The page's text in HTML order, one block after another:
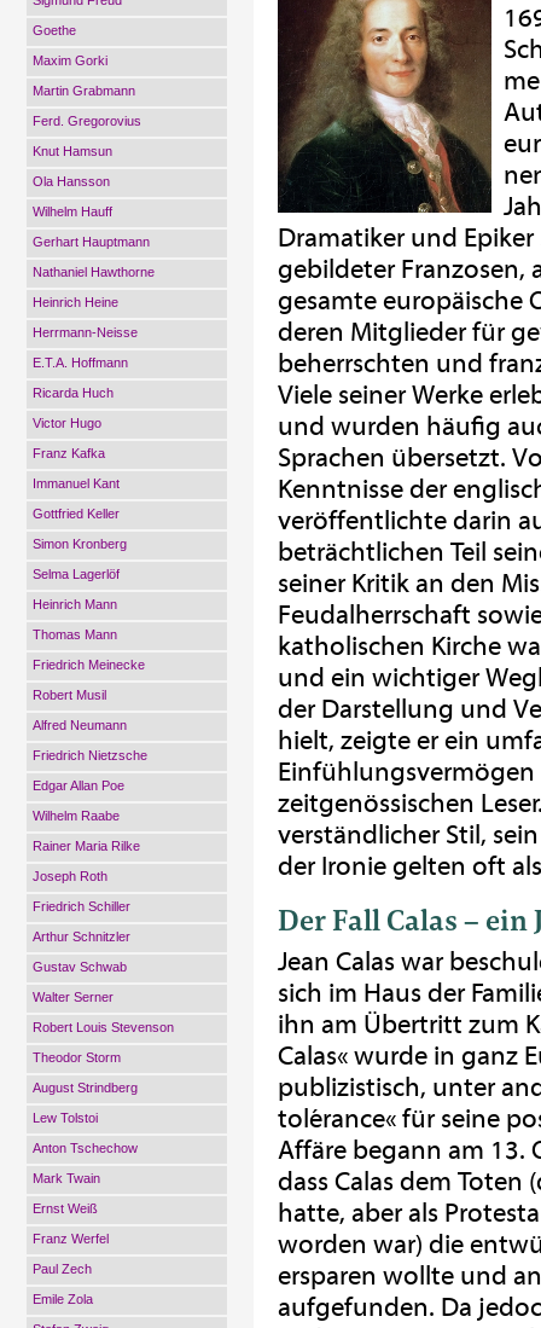
Goethe
Maxim Gorki
Martin Grabmann
Ferd. Gregorovius
Knut Hamsun
Ola Hansson
Wilhelm Hauff
Gerhart Hauptmann
Nathaniel Hawthorne
Heinrich Heine
Herrmann-Neisse
E.T.A. Hoffmann
Ricarda Huch
Victor Hugo
Franz Kafka
Immanuel Kant
Gottfried Keller
Simon Kronberg
Selma Lagerlöf
Heinrich Mann
Thomas Mann
Friedrich Meinecke
Robert Musil
Alfred Neumann
Friedrich Nietzsche
Edgar Allan Poe
Wilhelm Raabe
Rainer Maria Rilke
Joseph Roth
Friedrich Schiller
Arthur Schnitzler
Gustav Schwab
Walter Serner
Robert Louis Stevenson
Theodor Storm
August Strindberg
Lew Tolstoi
Anton Tschechow
Mark Twain
Ernst Weiß
Franz Werfel
Paul Zech
Emile Zola
Dramatiker und
gebildeter Franzosen,
gesamte europäische
deren Mitglieder für
beherrschten und
Viele seiner Werke
und wurden häufig
Sprachen übersetzt.
Kenntnisse der
veröffentlichte darin
beträchtlichen Teil
seiner Kritik an den
Feudalherrschaft
katholischen Kirche
und ein wichtiger
der Darstellung und
hielt, zeigte er ein
zeitgenössischen
verständlicher Stil,
der Ironie gelten oft
Der Fall Calas –
Jean Calas war
sich im Haus der
ihn am Übertritt zum
Calas« wurde in ganz
publizistisch, unter
tolérance« für seine
Affäre begann am 13.
dass Calas dem
hatte, aber als
worden war) die
ersparen wollte und
aufgefunden. Da